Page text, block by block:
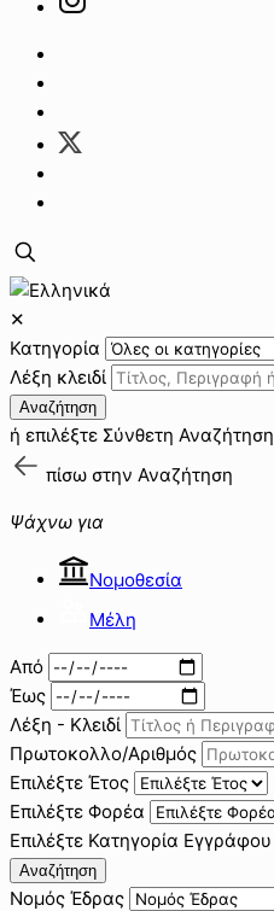
✕
Κατηγορία
Λέξη κλειδί
Αναζήτηση
ή επιλέξτε Σύνθετη Αναζήτηση
πίσω στην Αναζήτηση
Ψάχνω για
Νομοθεσία
Μέλη
Από
Έως
Λέξη - Κλειδί
Πρωτοκολλο/Αριθμός
Επιλέξτε Έτος
Επιλέξτε Φορέα
Επιλέξτε Κατηγορία Εγγράφου
Αναζήτηση
Νομός Έδρας